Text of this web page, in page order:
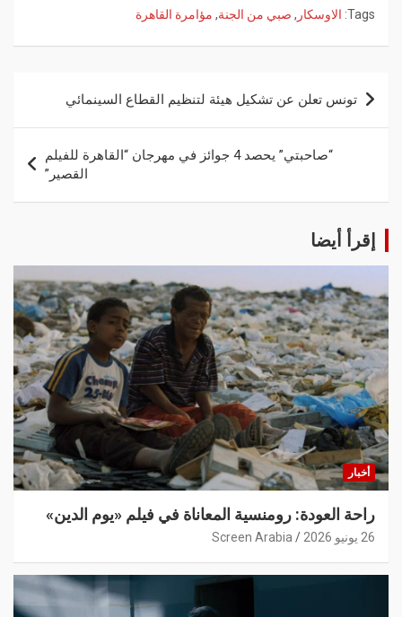
Tags: الاوسكار , صبي من الجنة, مؤامرة القاهرة
تونس تعلن عن تشكيل هيئة لتنظيم القطاع السينمائي
“صاحبتي” يحصد 4 جوائز في مهرجان “القاهرة للفيلم
القصير”
إقرأ أيضا
أخبار
راحة العودة: رومنسية المعاناة في فيلم «يوم الدين»
26 يونيو 2026 Screen Arabia